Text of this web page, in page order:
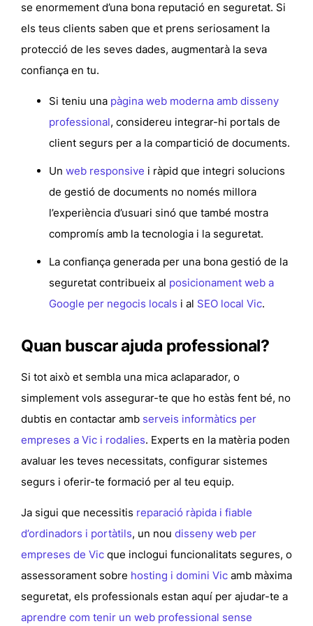
se enormement d’una bona reputació en seguretat. Si
els teus clients saben que et prens seriosament la
protecció de les seves dades, augmentarà la seva
confiança en tu.
Si teniu una pàgina web moderna amb disseny
professional, considereu integrar-hi portals de
client segurs per a la compartició de documents.
Un web responsive i ràpid que integri solucions
de gestió de documents no només millora
l’experiència d’usuari sinó que també mostra
compromís amb la tecnologia i la seguretat.
La confiança generada per una bona gestió de la
seguretat contribueix al posicionament web a
Google per negocis locals i al SEO local Vic.
Quan buscar ajuda professional?
Si tot això et sembla una mica aclaparador, o
simplement vols assegurar-te que ho estàs fent bé, no
dubtis en contactar amb serveis informàtics per
empreses a Vic i rodalies. Experts en la matèria poden
avaluar les teves necessitats, configurar sistemes
segurs i oferir-te formació per al teu equip.
Ja sigui que necessitis reparació ràpida i fiable
d’ordinadors i portàtils, un nou disseny web per
empreses de Vic que inclogui funcionalitats segures, o
assessorament sobre hosting i domini Vic amb màxima
seguretat, els professionals estan aquí per ajudar-te a
aprendre com tenir un web professional sense